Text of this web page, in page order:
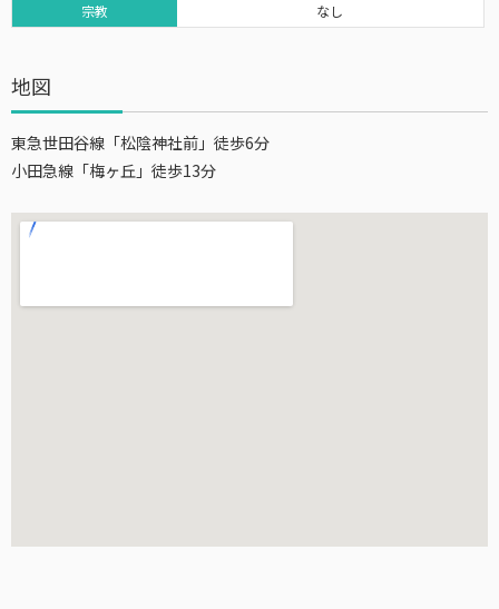
宗教
なし
地図
東急世田谷線「松陰神社前」徒歩6分
小田急線「梅ヶ丘」徒歩13分